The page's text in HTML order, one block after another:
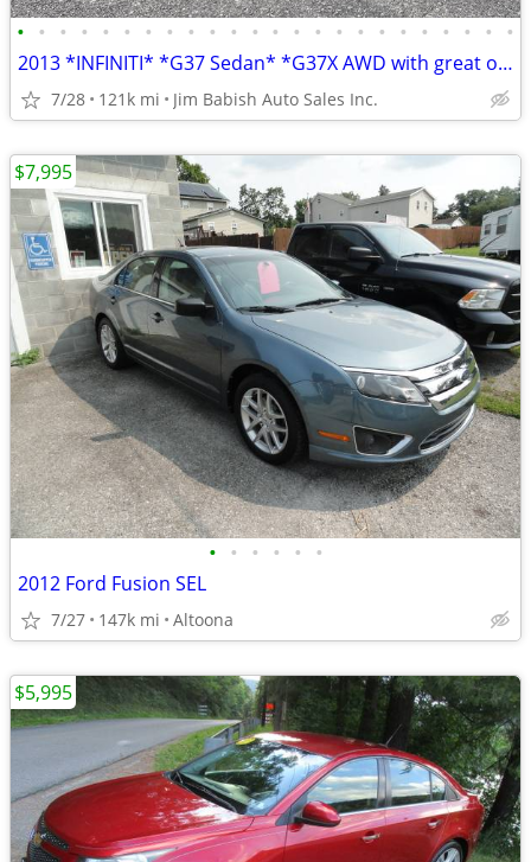
• • • • • • • • • • • • • • • • • • • • • • • •
2013 *INFINITI* *G37 Sedan* *G37X AWD with great owners
7/28 121k mi Jim Babish Auto Sales Inc.
• • • • • •
2012 Ford Fusion SEL
7/27 147k mi Altoona
$7,995
$5,995